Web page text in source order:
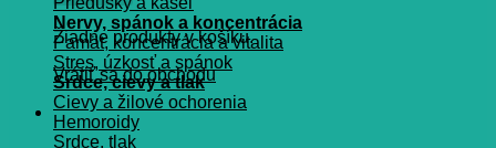
Žiadne produkty v košíku.
Vrátiť sa do obchodu
Nervy, spánok a koncentrácia
Pamät, koncentrácia a vitalita
Stres, úzkosť a spánok
Srdce, cievy a tlak
Cievy a žilové ochorenia
Hemoroidy
Srdce, tlak